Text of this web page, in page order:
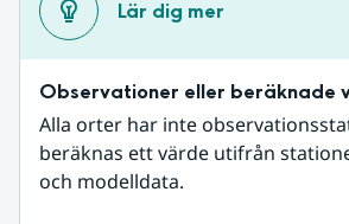
Lär dig mer
Observationer eller beräknade
Alla orter har inte
beräknas ett värde utifrån
och modelldata.